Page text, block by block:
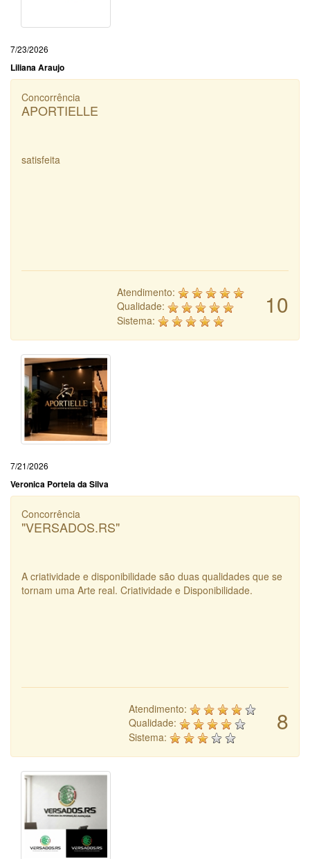
7/23/2026
Liliana Araujo
Concorrência
APORTIELLE
satisfeita
10
Atendimento:
Qualidade:
Sistema:
7/21/2026
Veronica Portela da Silva
Concorrência
"VERSADOS.RS"
A criatividade e disponibilidade são duas qualidades que se
tornam uma Arte real. Criatividade e Disponibilidade.
8
Atendimento:
Qualidade:
Sistema: